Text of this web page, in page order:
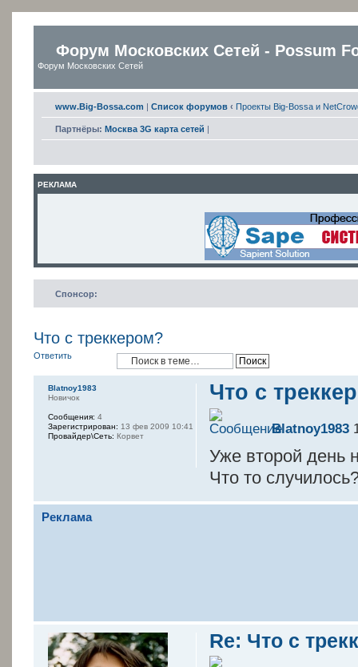
Форум Московских Сетей - Possum
Форум Московских Сетей
www.Big-Bossa.com | Список форумов ‹ Проекты Big-Bossa и
Партнёры: Москва 3G карта сетей |
РЕКЛАМА
Спонсор:
Что с треккером?
Ответить
Что с
Blatnoy1983
Уже второй день
Что то
Blatnoy1983
Новичок
Сообщения: 4
Зарегистрирован: 13 фев 2009 10:41
Провайдер\Сеть: Корвет
Реклама
Re: Что с